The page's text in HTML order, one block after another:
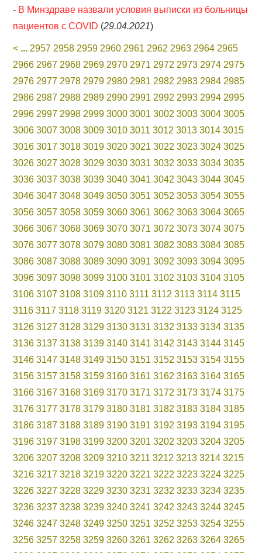
- В Минздраве назвали условия выписки из больницы
пациентов с COVID (29.04.2021)
< ... 2957 2958 2959 2960 2961 2962 2963 2964 2965
2966 2967 2968 2969 2970 2971 2972 2973 2974 2975
2976 2977 2978 2979 2980 2981 2982 2983 2984 2985
2986 2987 2988 2989 2990 2991 2992 2993 2994 2995
2996 2997 2998 2999 3000 3001 3002 3003 3004 3005
3006 3007 3008 3009 3010 3011 3012 3013 3014 3015
3016 3017 3018 3019 3020 3021 3022 3023 3024 3025
3026 3027 3028 3029 3030 3031 3032 3033 3034 3035
3036 3037 3038 3039 3040 3041 3042 3043 3044 3045
3046 3047 3048 3049 3050 3051 3052 3053 3054 3055
3056 3057 3058 3059 3060 3061 3062 3063 3064 3065
3066 3067 3068 3069 3070 3071 3072 3073 3074 3075
3076 3077 3078 3079 3080 3081 3082 3083 3084 3085
3086 3087 3088 3089 3090 3091 3092 3093 3094 3095
3096 3097 3098 3099 3100 3101 3102 3103 3104 3105
3106 3107 3108 3109 3110 3111 3112 3113 3114 3115
3116 3117 3118 3119 3120 3121 3122 3123 3124 3125
3126 3127 3128 3129 3130 3131 3132 3133 3134 3135
3136 3137 3138 3139 3140 3141 3142 3143 3144 3145
3146 3147 3148 3149 3150 3151 3152 3153 3154 3155
3156 3157 3158 3159 3160 3161 3162 3163 3164 3165
3166 3167 3168 3169 3170 3171 3172 3173 3174 3175
3176 3177 3178 3179 3180 3181 3182 3183 3184 3185
3186 3187 3188 3189 3190 3191 3192 3193 3194 3195
3196 3197 3198 3199 3200 3201 3202 3203 3204 3205
3206 3207 3208 3209 3210 3211 3212 3213 3214 3215
3216 3217 3218 3219 3220 3221 3222 3223 3224 3225
3226 3227 3228 3229 3230 3231 3232 3233 3234 3235
3236 3237 3238 3239 3240 3241 3242 3243 3244 3245
3246 3247 3248 3249 3250 3251 3252 3253 3254 3255
3256 3257 3258 3259 3260 3261 3262 3263 3264 3265